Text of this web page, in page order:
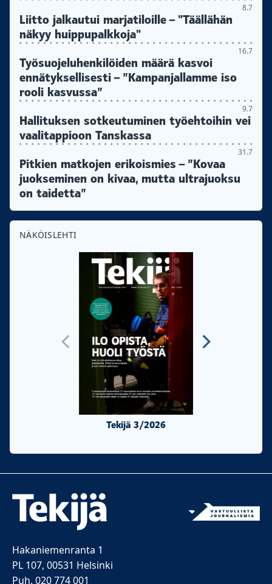
8.7
Liitto jalkautui marjatiloille – "Täällähän
näkyy huippupalkkoja"
16.7
Työsuojeluhenkilöiden määrä kasvoi
ennätyksellisesti – ”Kampanjallamme iso
rooli kasvussa”
9.7
Hallituksen sotkeutuminen työehtoihin vei
vaalitappioon Tanskassa
31.7
Pitkien matkojen erikoismies – ”Kovaa
juokseminen on kivaa, mutta ultrajuoksu
on taidetta”
NÄKÖISLEHTI
Tekijä 3/2026
Hakaniemenranta 1
PL 107, 00531 Helsinki
Puh. 020 774 001